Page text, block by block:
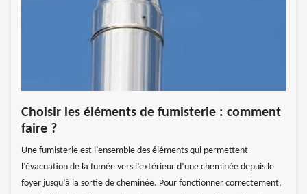
Choisir les éléments de fumisterie : comment
faire ?
Une fumisterie est l’ensemble des éléments qui permettent
l’évacuation de la fumée vers l’extérieur d’une cheminée depuis le
foyer jusqu’à la sortie de cheminée. Pour fonctionner correctement,